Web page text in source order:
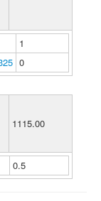
1
0
1115.00
0.5